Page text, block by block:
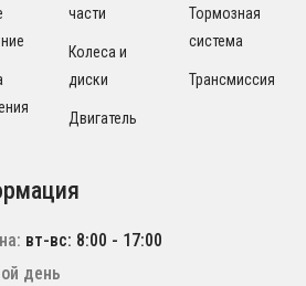
части
Колеса и
диски
Двигатель
Тормозная
система
Трансмиссия
вт-вс: 8:00 - 17:00
день